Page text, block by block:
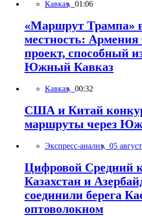
Кавказ, 01:06
«Маршрут Трампа»
местность: Армения
проект, способный
Южный Кавказ
Кавказ, 00:32
США и Китай
маршруты через
Экспресс-анализ, 05
Цифровой Средний
Казахстан и
соединили берега
оптоволокном